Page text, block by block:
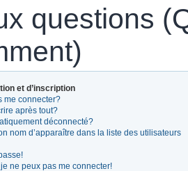
questions
et d’inscription
me connecter?
après tout?
déconnecté?
nom d’apparaître dans la liste des utilisateurs
ne peux pas me connecter!